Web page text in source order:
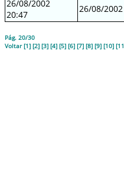
26/08/2002
20:47
26/08/2002
Pág. 20/30
Voltar[1] [2] [3] [4] [5] [6] [7] [8] [9] [10] [11